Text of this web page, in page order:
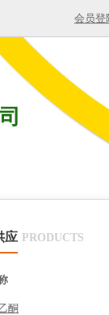
会员登
应 PRODUCTS
酮